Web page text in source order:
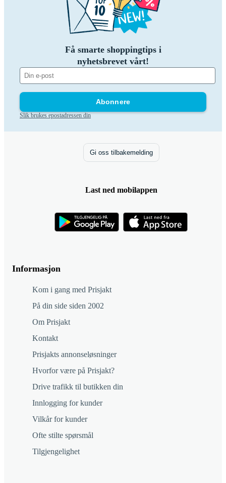
Få smarte shoppingtips i
nyhetsbrevet vårt!
Abonnere
Slik brukes epostadressen din
Informasjon
Kom i gang med Prisjakt
På din side siden 2002
Om Prisjakt
Kontakt
Prisjakts annonseløsninger
Hvorfor være på Prisjakt?
Drive trafikk til butikken din
Innlogging for kunder
Vilkår for kunder
Ofte stilte spørsmål
Tilgjengelighet
Gi oss tilbakemelding
Last ned mobilappen